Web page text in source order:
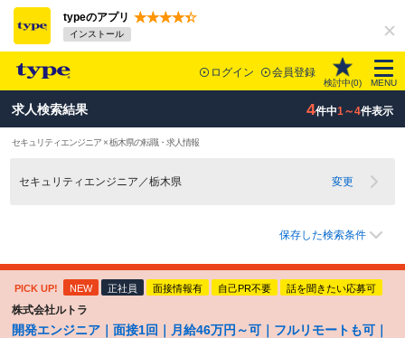
typeのアプリ
インストール
ログイン 会員登録
検討中(0) MENU
求人検索結果 4件中1～4件表示
セキュリティエンジニア × 栃木県の転職・求人情報
セキュリティエンジニア／栃木県 変更
保存した検索条件
PICK UP! NEW 正社員 面接情報有 自己PR不要 話を聞きたい応募可
株式会社ルトラ
開発エンジニア｜面接1回｜月給46万円～可｜フルリモートも可｜